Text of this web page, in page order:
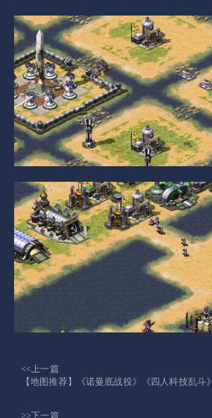
<<上一篇
【地图推荐】《诺曼底战役》《四人科技乱斗》
>>下一篇